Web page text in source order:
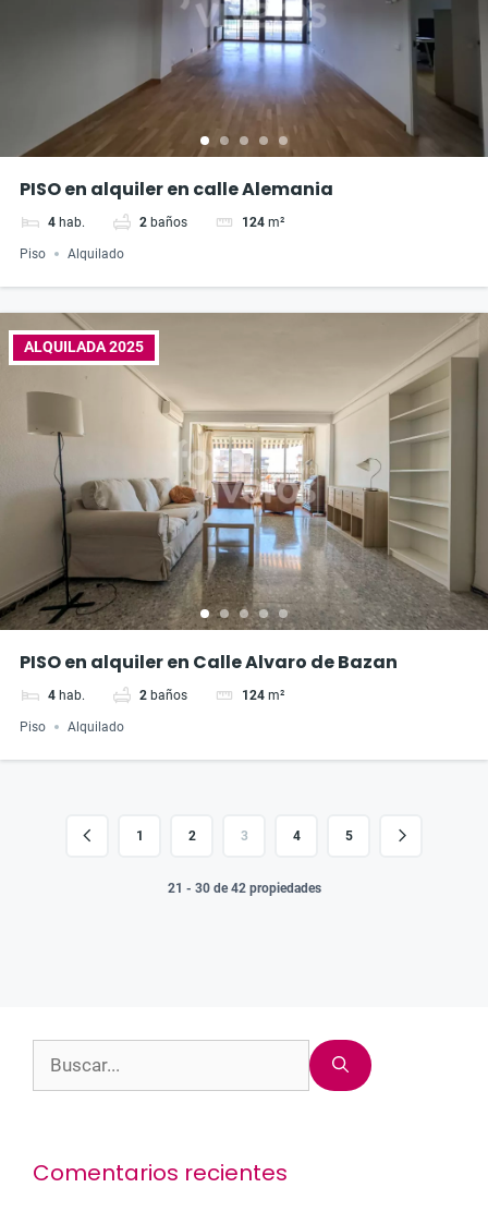
PISO en alquiler en calle Alemania
4 hab. 2 baños 124 m²
Piso Alquilado
ALQUILADA 2025
PISO en alquiler en Calle Alvaro de Bazan
4 hab. 2 baños 124 m²
Piso Alquilado
1 2 3 4 5
21 - 30 de 42 propiedades
Comentarios recientes